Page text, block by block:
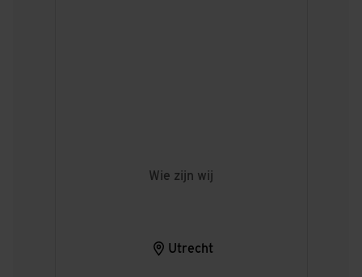
Wie zijn wij
Utrecht